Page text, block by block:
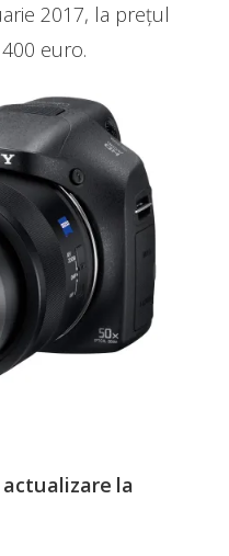
2017, la prețul
euro.
actualizare la